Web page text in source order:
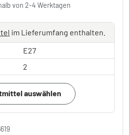
von 2-4 Werktagen
im Lieferumfang enthalten.
E27
2
auswählen